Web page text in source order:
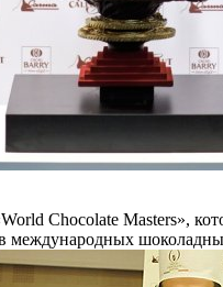
Chocolate Masters»,
международных